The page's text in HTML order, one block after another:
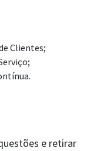
Clientes;
e retirar